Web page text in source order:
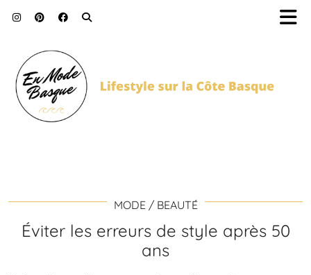
MODE / BEAUTÉ
Éviter les erreurs de style après 50
ans